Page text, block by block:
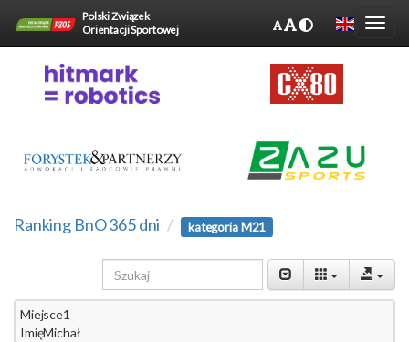
Polski Związek
Orientacji Sportowej
Ranking BnO 365 dni kategoria M21
Miejsce1
ImięMichał